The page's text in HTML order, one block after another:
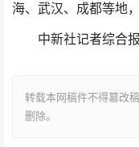
海、武汉、成都等地
中新社记者综合
转载本网稿件不得篡改
删除。